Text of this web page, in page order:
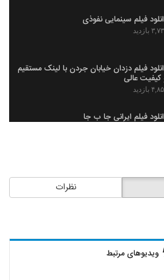
فیلم سینمایی نفوذی
بازدید
فیلم دزدان خیابان جردن با لینک مستقیم
کیفیت عالی
بازدید
فیلم ایرانی جا ب جا
دانلود فیلم بیچاره ها
نظرات
ویدیوهای مرتبط